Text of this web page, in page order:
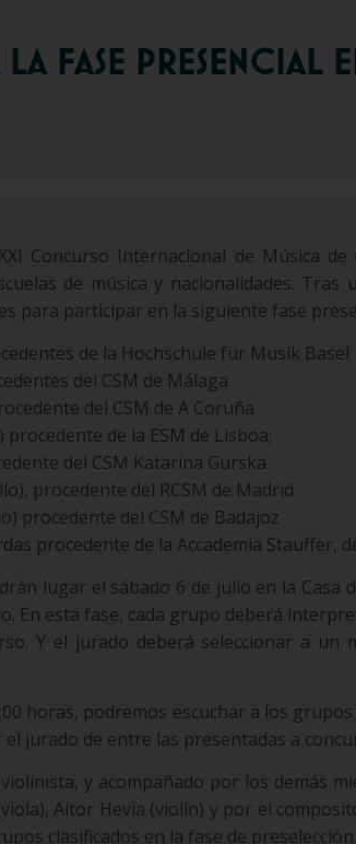
FASE PRESENCIAL
Concurso Internacional de Música
de música y nacionalidades. Tras
para participar en la siguiente fase
de la Hochschule für Musik Basel
del CSM de Málaga
del CSM de A Coruña
de la ESM de Lisboa;
del CSM Katarina Gurska
procedente del RCSM de Madrid
procedente del CSM de Badajoz
procedente de la Accademia Stauffer,
lugar el sábado 6 de julio en la Casa
En esta fase, cada grupo deberá
Y el jurado deberá seleccionar a un
horas, podremos escuchar a los
jurado de entre las presentadas a
y acompañado por los demás
Aitor Hevia (violín) y por el
clasificados en la fase de preselección.